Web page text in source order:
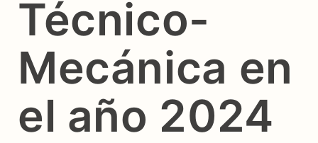
Técnico-
Mecánica en
el año 2024